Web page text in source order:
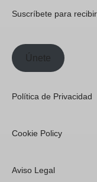
Suscríbete para
Únete
Política de Privacidad
Cookie Policy
Aviso Legal